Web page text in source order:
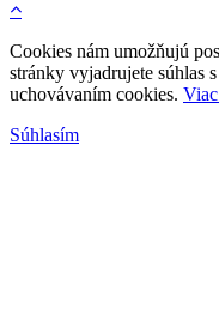
Cookies nám umožňujú
stránky vyjadrujete súhlas
uchovávaním cookies.
Súhlasím